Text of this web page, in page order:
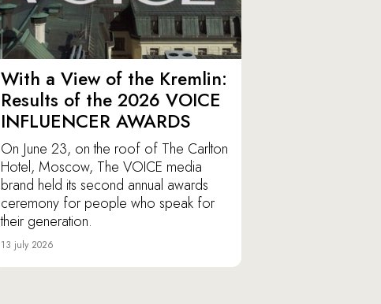
With a View of the Kremlin:
Results of the 2026 VOICE
INFLUENCER AWARDS
On June 23, on the roof of The Carlton
Hotel, Moscow, The VOICE media
brand held its second annual awards
ceremony for people who speak for
their generation.
13 july 2026